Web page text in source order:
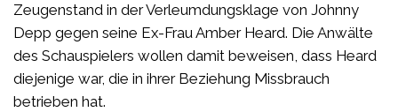
Zeugenstand in der Verleumdungsklage von Johnny
Depp gegen seine Ex-Frau Amber Heard. Die Anwälte
des Schauspielers wollen damit beweisen, dass Heard
diejenige war, die in ihrer Beziehung Missbrauch
betrieben hat.